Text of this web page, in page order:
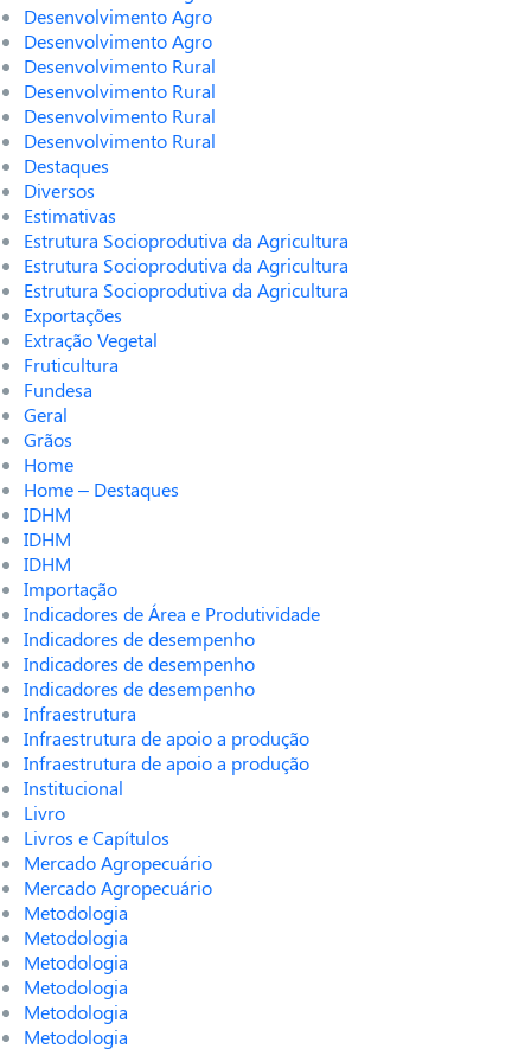
Desenvolvimento Agro
Desenvolvimento Agro
Desenvolvimento Rural
Desenvolvimento Rural
Desenvolvimento Rural
Desenvolvimento Rural
Destaques
Diversos
Estimativas
Estrutura Socioprodutiva da Agricultura
Estrutura Socioprodutiva da Agricultura
Estrutura Socioprodutiva da Agricultura
Exportações
Extração Vegetal
Fruticultura
Fundesa
Geral
Grãos
Home
Home – Destaques
IDHM
IDHM
IDHM
Importação
Indicadores de Área e Produtividade
Indicadores de desempenho
Indicadores de desempenho
Indicadores de desempenho
Infraestrutura
Infraestrutura de apoio a produção
Infraestrutura de apoio a produção
Institucional
Livro
Livros e Capítulos
Mercado Agropecuário
Mercado Agropecuário
Metodologia
Metodologia
Metodologia
Metodologia
Metodologia
Metodologia